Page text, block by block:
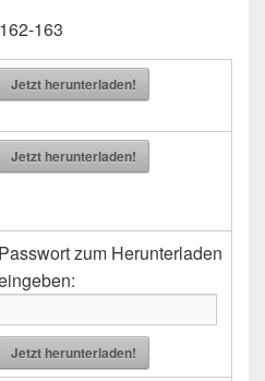
163
Jetzt herunterladen!
Jetzt herunterladen!
Passwort zum Herunterladen
Jetzt herunterladen!